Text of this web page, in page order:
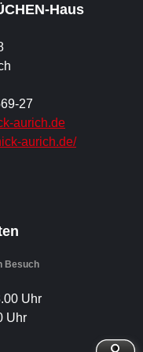
Haus
27
aurich.de
aurich.de/
Besuch
Uhr
Uhr